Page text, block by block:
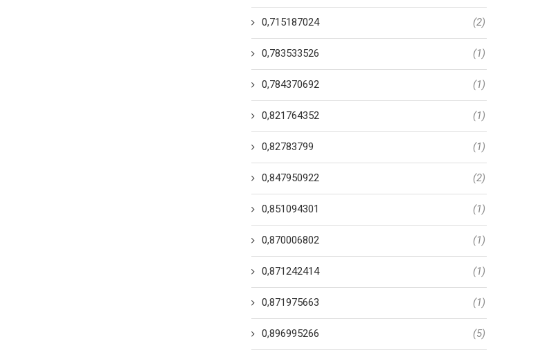
0,715187024 (2)
0,783533526 (1)
0,784370692 (1)
0,821764352 (1)
0,82783799 (1)
0,847950922 (2)
0,851094301 (1)
0,870006802 (1)
0,871242414 (1)
0,871975663 (1)
0,896995266 (5)